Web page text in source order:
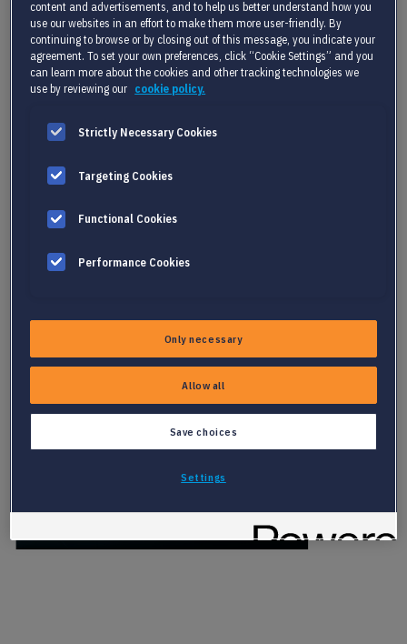
STATISTISCH MACHINE LEARNING
Eind jaren negentig kwam statistisch machine learning als
statistische algoritmen (bijvoorbeeld Hidden Markov Models in de
geannoteerde gegevens. Die regels zijn over het algemeen beter
ze vinden de juiste balans tussen specifiek en generaliseerbaar
hebben gezien. Door gebruik te maken van machine-learning
problemen die het wilde oplossen.
content and advertisements, and to help us better understand how you
use our websites in an effort to make them more user-friendly. By
continuing to browse or by closing out of this message, you indicate your
agreement. To set your own preferences, click “Cookie Settings” and you
can learn more about the cookies and other tracking technologies we
use by reviewing our cookie policy.
Strictly Necessary Cookies
Targeting Cookies
Functional Cookies
Performance Cookies
Only necessary
Allow all
Save choices
Settings